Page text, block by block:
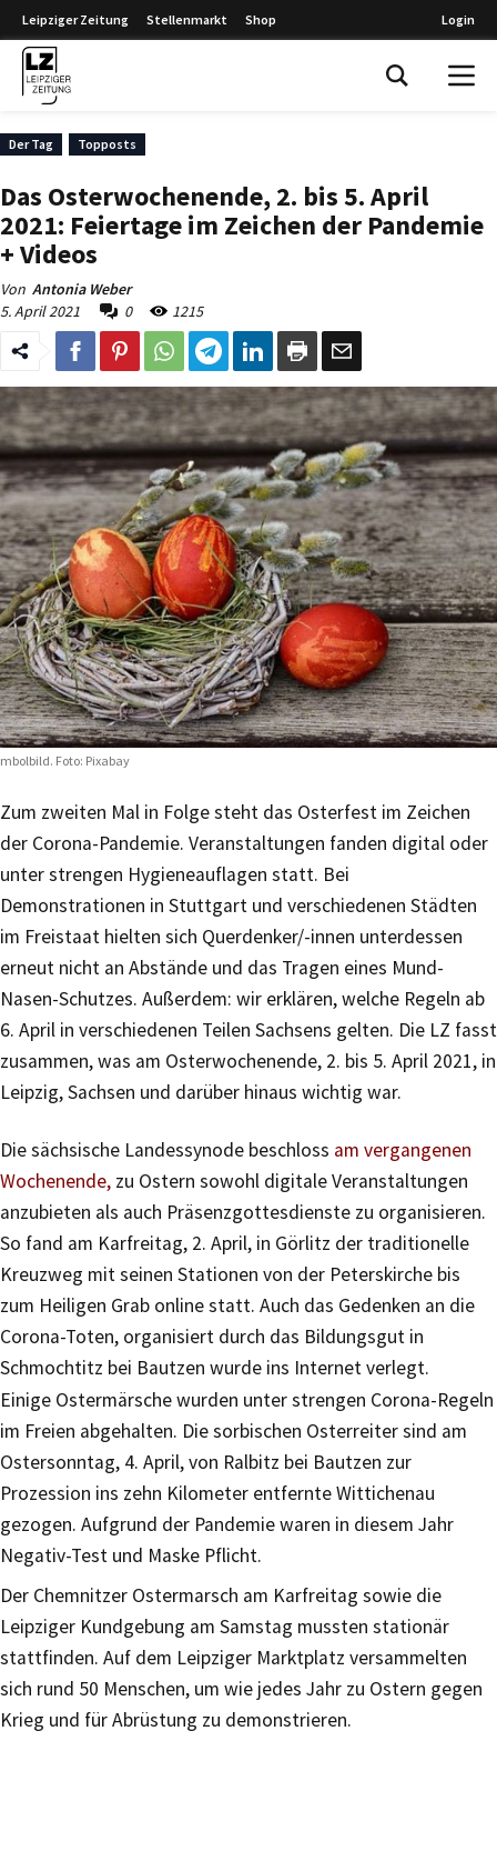
Leipziger Zeitung Stellenmarkt Shop Login
Der Tag Topposts
Das Osterwochenende, 2. bis 5. April
2021: Feiertage im Zeichen der Pandemie
+ Videos
Von Antonia Weber
5. April 2021
0 1215
Foto: Pixabay
Zum zweiten Mal in Folge steht das Osterfest im Zeichen
der Corona-Pandemie. Veranstaltungen fanden digital oder
unter strengen Hygieneauflagen statt. Bei
Demonstrationen in Stuttgart und verschiedenen Städten
im Freistaat hielten sich Querdenker/-innen unterdessen
erneut nicht an Abstände und das Tragen eines Mund-
Nasen-Schutzes. Außerdem: wir erklären, welche Regeln ab
6. April in verschiedenen Teilen Sachsens gelten. Die LZ fasst
zusammen, was am Osterwochenende, 2. bis 5. April 2021, in
Leipzig, Sachsen und darüber hinaus wichtig war.
Die sächsische Landessynode beschloss am vergangenen
Wochenende, zu Ostern sowohl digitale Veranstaltungen
anzubieten als auch Präsenzgottesdienste zu organisieren.
So fand am Karfreitag, 2. April, in Görlitz der traditionelle
Kreuzweg mit seinen Stationen von der Peterskirche bis
zum Heiligen Grab online statt. Auch das Gedenken an die
Corona-Toten, organisiert durch das Bildungsgut in
Schmochtitz bei Bautzen wurde ins Internet verlegt.
Einige Ostermärsche wurden unter strengen Corona-Regeln
im Freien abgehalten. Die sorbischen Osterreiter sind am
Ostersonntag, 4. April, von Ralbitz bei Bautzen zur
Prozession ins zehn Kilometer entfernte Wittichenau
gezogen. Aufgrund der Pandemie waren in diesem Jahr
Negativ-Test und Maske Pflicht.
Der Chemnitzer Ostermarsch am Karfreitag sowie die
Leipziger Kundgebung am Samstag mussten stationär
stattfinden. Auf dem Leipziger Marktplatz versammelten
sich rund 50 Menschen, um wie jedes Jahr zu Ostern gegen
Krieg und für Abrüstung zu demonstrieren.